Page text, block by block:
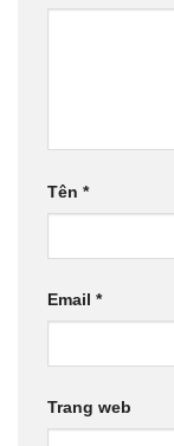
Tên *
Email *
Trang web